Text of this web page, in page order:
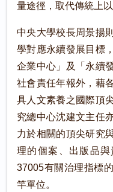
量途徑，取代傳統上
中央大學校長周景揚
學對應永續發展目標
企業中心」及「永續
社會責任年報外，藉
具人文素養之國際頂
究總中心沈建文主任
力於相關的頂尖研究
理的個案、出版品
37005有關治理指標
竿單位。